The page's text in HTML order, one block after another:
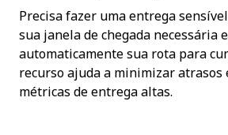
Precisa fazer uma entrega
sua janela de chegada necessária
automaticamente sua rota para
recurso ajuda a minimizar atrasos
métricas de entrega altas.